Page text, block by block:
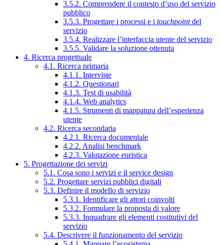
3.5.2. Comprendere il contesto d’uso del servizio
pubblico
3.5.3. Progettare i processi e i touchpointdel
servizio
3.5.4. Realizzare l’interfaccia utente del servizio
3.5.5. Validare la soluzione ottenuta
4. Ricerca progettuale
4.1. Ricerca primaria
4.1.1. Interviste
4.1.2. Questionari
4.1.3. Test di usabilità
4.1.4. Web analytics
4.1.5. Strumenti di mappatura dell’esperienza
utente
4.2. Ricerca secondaria
4.2.1. Ricerca documentale
4.2.2. Analisi benchmark
4.2.3. Valutazione euristica
5. Progettazione dei servizi
5.1. Cosa sono i servizi e il service design
5.2. Progettare servizi pubblici digitali
5.3. Definire il modello di servizio
5.3.1. Identificare gli attori coinvolti
5.3.2. Formulare la proposta di valore
5.3.3. Inquadrare gli elementi costitutivi del
servizio
5.4. Descrivere il funzionamento del servizio